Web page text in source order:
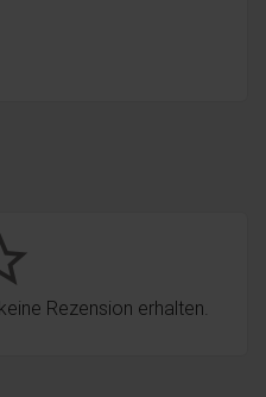
Rezension erhalten.